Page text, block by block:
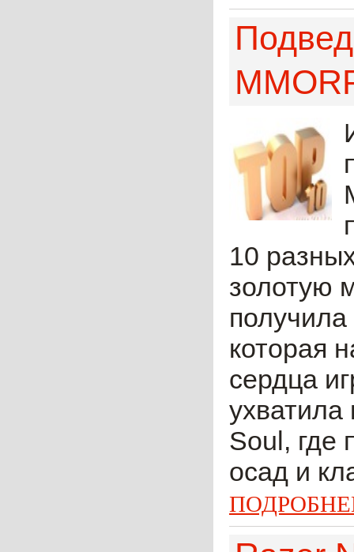
10
золотую
которая
сердца
Soul, где
осад и